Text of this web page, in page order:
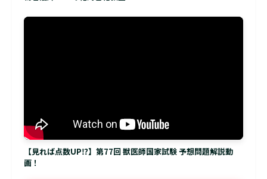
【見れば点数UP⁉】第77回 獣医師国家試験 予想問題解説動
画！